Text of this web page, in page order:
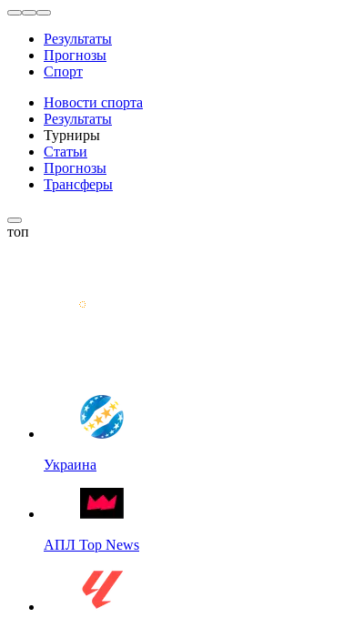
Результаты
Прогнозы
Спорт
Новости спорта
Результаты
Турниры
Статьи
Прогнозы
Трансферы
топ
Украина
АПЛ Top News